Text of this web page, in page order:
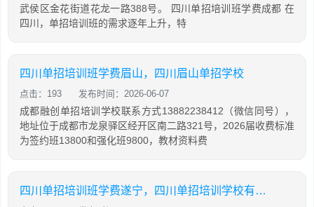
武侯区金花街道花龙一路388号。 四川单招培训班学费成都 在
四川，单招培训班的需求逐年上升，特
四川单招培训班学费眉山，四川眉山单招学校
点击：193 发布时间：2026-06-07
成都融创单招培训学校联系方式13882238412（微信同号），
地址位于成都市龙泉驿区经开区南二路321号，2026届收费标准
为签约班13800和强化班9800，教材资料费
四川单招培训班学费遂宁，四川单招培训学校有哪些